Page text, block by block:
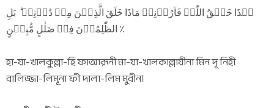
ہٰذَا خَلۡقُ اللّٰہِ فَاَرُوۡنِیۡ مَاذَا خَلَقَ الَّذِیۡنَ مِنۡ دُوۡنِہٖ ؕ بَلِ
الظّٰلِمُوۡنَ فِیۡ ضَلٰلٍ مُّبِیۡنٍ ٪
হা-যা-খালকুল্লা-হি ফাআরূনী মা-যা-খালকাল্লাযীনা মিন দূ নিহী
বালিজ্জা-লিমূনা ফী দালা-লিম মুবীন।